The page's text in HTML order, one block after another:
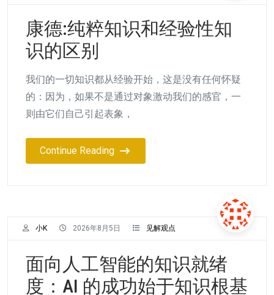
康德:纯粹知识和经验性知
识的区别
我们的一切知识都从经验开始，这是没有任何怀疑
的：因为，如果不是通过对象激动我们的感官，一
则由它们自己引起表象，
Continue Reading
小K 2026年8月5日 见解观点
面向人工智能的知识就绪
度：AI 的成功始于知识根基